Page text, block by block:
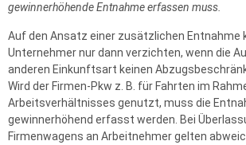
gewinnerhöhende Entnahme erfassen muss.
Auf den Ansatz einer zusätzlichen Entnahme
Unternehmer nur dann verzichten, wenn die
anderen Einkunftsart keinen
Wird der Firmen-Pkw z. B. für Fahrten im
Arbeitsverhältnisses genutzt, muss die
gewinnerhöhend erfasst werden. Bei
Firmenwagens an Arbeitnehmer gelten